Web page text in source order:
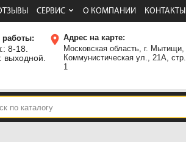
СЕРВИС О КОМПАНИИ КОНТАКТЫ
работы:
8-18.
выходной.
Адрес на карте:
Московская область, г. Мытищи,
Коммунистическая ул., 21А, стр.
1